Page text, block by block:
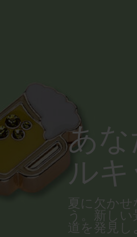
あ
ル
夏に欠か
う。新し
道を発見し